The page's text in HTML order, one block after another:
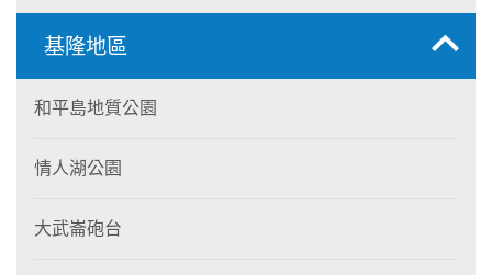
基隆地區
和平島地質公園
情人湖公園
大武崙砲台